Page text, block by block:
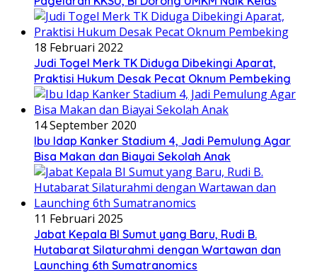
18 Februari 2022
Judi Togel Merk TK Diduga Dibekingi Aparat,
Praktisi Hukum Desak Pecat Oknum Pembeking
14 September 2020
Ibu Idap Kanker Stadium 4, Jadi Pemulung Agar
Bisa Makan dan Biayai Sekolah Anak
11 Februari 2025
Jabat Kepala BI Sumut yang Baru, Rudi B.
Hutabarat Silaturahmi dengan Wartawan dan
Launching 6th Sumatranomics